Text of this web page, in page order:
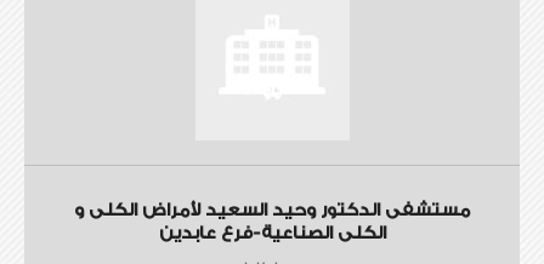
مستشفى الدكتور وحيد السعيد لأمراض الكلى و
الكلى الصناعية-فرع عابدين